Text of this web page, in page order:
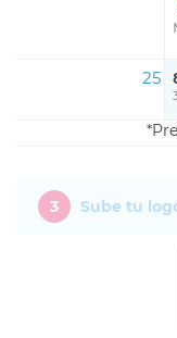
25
3 Sube tu